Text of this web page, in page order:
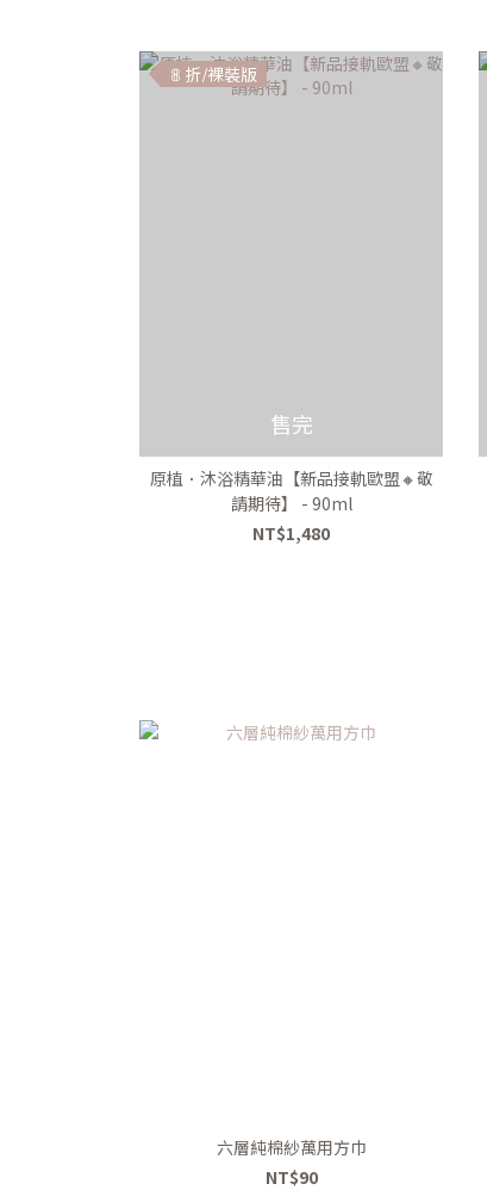
𝟠 折/裸裝版
售完
原植．沐浴精華油【新品接軌歐盟🔸️敬
請期待】 - 90ml
NT$1,480
六層純棉紗萬用方巾
NT$90